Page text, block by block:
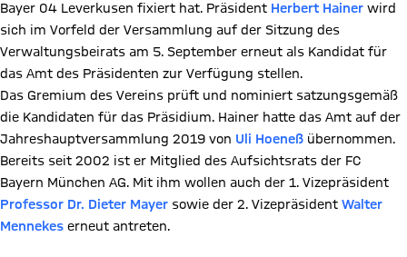
Bayer 04 Leverkusen fixiert hat. Präsident Herbert Hainer wird
sich im Vorfeld der Versammlung auf der Sitzung des
Verwaltungsbeirats am 5. September erneut als Kandidat für
das Amt des Präsidenten zur Verfügung stellen.
Das Gremium des Vereins prüft und nominiert satzungsgemäß
die Kandidaten für das Präsidium. Hainer hatte das Amt auf der
Jahreshauptversammlung 2019 von Uli Hoeneß übernommen.
Bereits seit 2002 ist er Mitglied des Aufsichtsrats der FC
Bayern München AG. Mit ihm wollen auch der 1. Vizepräsident
Professor Dr. Dieter Mayer sowie der 2. Vizepräsident Walter
Mennekes erneut antreten.